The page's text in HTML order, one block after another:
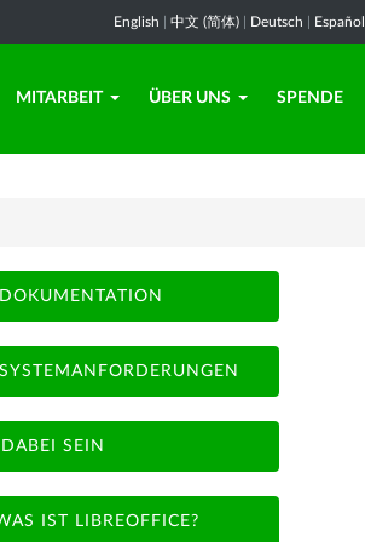
English 中文 (简体) Deutsch Español
MITARBEIT ÜBER UNS SPENDE
DOKUMENTATION
SYSTEMANFORDERUNGEN
DABEI SEIN
IST LIBREOFFICE?